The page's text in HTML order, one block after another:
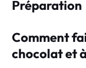
Préparation
Comment
chocolat et